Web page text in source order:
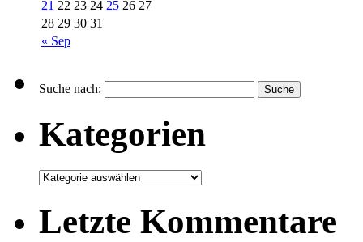
« Sep
21 22 23 24 25 26 27
28 29 30 31
Suche nach:
Kategorien
Letzte Kommentare